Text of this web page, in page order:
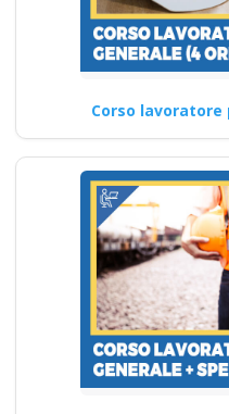
Corso
Lavoro
corso
rischio
Corso
edile: cosa
Corso lavoratore